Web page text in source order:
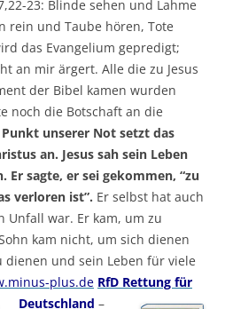
23: Blinde sehen und Lahme
rein und Taube hören, Tote
das Evangelium gepredigt;
an mir ärgert. Alle die zu Jesus
der Bibel kamen wurden
noch die Botschaft an die
unserer Not setzt das
an. Jesus sah sein Leben
Er sagte, er sei gekommen, “zu
verloren ist”. Er selbst hat auch
Unfall war. Er kam, um zu
kam nicht, um sich dienen
dienen und sein Leben für viele
plus.de RfD Rettung für
Deutschland –